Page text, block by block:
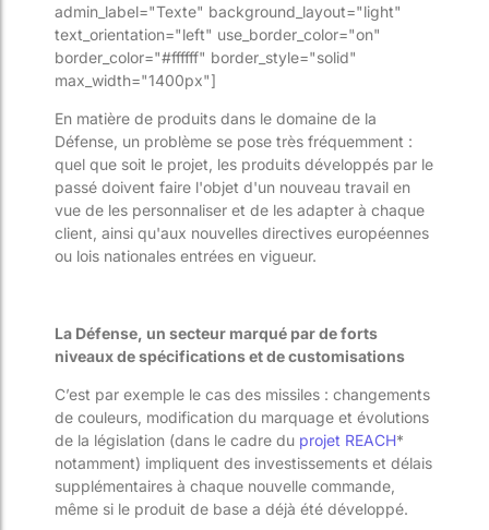
admin_label="Texte" background_layout="light"
text_orientation="left" use_border_color="on"
border_color="#ffffff" border_style="solid"
max_width="1400px"]
En matière de produits dans le domaine de la
Défense, un problème se pose très fréquemment :
quel que soit le projet, les produits développés par le
passé doivent faire l'objet d'un nouveau travail en
vue de les personnaliser et de les adapter à chaque
client, ainsi qu'aux nouvelles directives européennes
ou lois nationales entrées en vigueur.
La Défense, un secteur marqué par de forts
niveaux de spécifications et de customisations
C’est par exemple le cas des missiles : changements
de couleurs, modification du marquage et évolutions
de la législation (dans le cadre du projet REACH*
notamment) impliquent des investissements et délais
supplémentaires à chaque nouvelle commande,
même si le produit de base a déjà été développé.